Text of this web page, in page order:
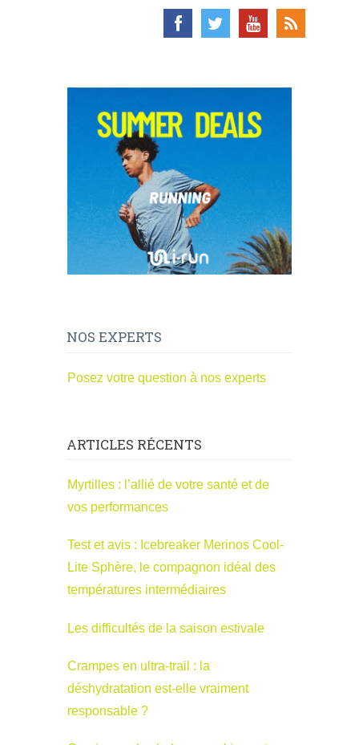
NOS EXPERTS
Posez votre question à nos experts
ARTICLES RÉCENTS
Myrtilles : l’allié de votre santé et de
vos performances
Test et avis : Icebreaker Merinos Cool-
Lite Sphère, le compagnon idéal des
températures intermédiaires
Les difficultés de la saison estivale
Crampes en ultra-trail : la
déshydratation est-elle vraiment
responsable ?